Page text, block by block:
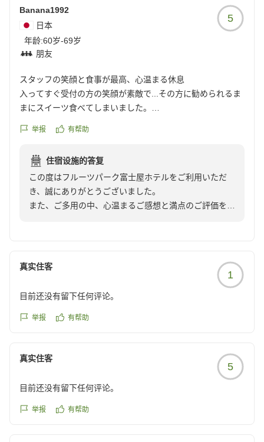
ぜひまた季節を変えてお越しいただき、旬のフルーツを
使用したスイーツや、四季折々の景色もお楽しみくださ
いませ。
またのご来館をスタッフ一同、心よりお待ち申し上げて
おります。
した
一つ要望ですが部屋のバスのタイルが濡れると滑るのでマッ
トを用意していただけると助かります
前回も今回も梅雨時でお天気は残念でしたので次回は来春に
クチコミの詳細はこちらから
reviewId=33123478105571
変嬉しく、心より感謝申し上げます。
ご到着日はあいにくのお天気となりましたが、お部屋の
変更がお役に立ち、ご主人様にも少しでもご負担なくお
また、ご夕食の甲州名物「鳥もつ煮」や、ご朝食のおか
か、ご飯、お味噌汁などをお気に召していただき、「3
理長をはじめスタッフ一同、大変励みとなっておりま
さをご提供できるよう努めてまいります。
さらに、前回ご購入いただいたショップの商品を今もご
愛用くださり、今回は新たにブラウスもお選びいただけ
一方で、お部屋のバスルームのタイルが濡れると滑りや
すい点につきまして、貴重なご意見をありがとうござい
ます。安全にお過ごしいただくための大切なご意見とし
て、今後の備品や設備改善の参考とさせていただきま
今回は梅雨時期で富士山をご覧いただけなかったとのこ
とですが、ぜひ来春には澄んだ空気の中で雄大な富士山
や桜、新緑など、山梨ならではの景色をお楽しみいただ
Banana1992
日本
年龄:60岁-69岁
朋友
5
スタッフの笑顔と食事が最高、心温まる休息
入ってすぐ受付の方の笑顔が素敵で...その方に勧められるま
まにスイーツ食べてしまいました。
お部屋も綺麗にお掃除されていて廊下ですれ違ったスタッフ
たのに、お食事がまた美味しくて!お風呂も洗い場も多く、タ
オルも浴場に置いてあるので部屋から持ち込む面倒もなくの
んびりと過ごす事ができました。一つ、ん?って感じたのは
スリッパが行方不明にならないように印を付けるためのシー
クチコミの詳細はこちらから
reviewId=33123478084502
举报 有帮助
住宿设施的答复
この度はフルーツパーク富士屋ホテルをご利用いただ
き、誠にありがとうございました。
また、ご多用の中、心温まるご感想と満点のご評価をお
言葉を頂戴し、スタッフ一同大変嬉しく拝見いたしまし
内ですれ違うスタッフにも温かいお言葉をいただき、誠
て何よりの励みでございます。
また、おすすめさせていただいたスイーツもお楽しみい
ただけたとのこと、大変嬉しく存じます。季節ごとのフ
真实住客
1
目前还没有留下任何评论。
举报 有帮助
真实住客
5
目前还没有留下任何评论。
举报 有帮助